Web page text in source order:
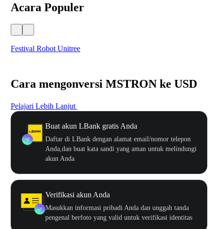
Acara Populer
Festival Robot Unitree
Cara mengonversi MSTRON ke USD
Pelajari Lebih Lanjut
Buat akun LBank gratis Anda
Daftar di LBank dengan alamat email/nomor telepon
Anda,dan buat kata sandi yang aman untuk melindungi
akun Anda
Verifikasi akun Anda
Masukkan informasi pribadi Anda dan unggah tanda
pengenal berfoto yang valid untuk verifikasi identitas